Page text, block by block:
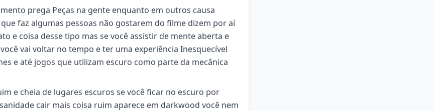
prega Peças na gente enquanto em outros causa
faz algumas pessoas não gostarem do filme dizem por aí
e coisa desse tipo mas se você assistir de mente aberta e
vai voltar no tempo e ter uma experiência Inesquecível
e até jogos que utilizam escuro como parte da mecânica
e cheia de lugares escuros se você ficar no escuro por
cair mais coisa ruim aparece em darkwood você nem